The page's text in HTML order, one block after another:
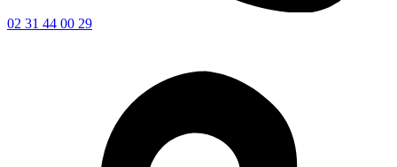
02 31 44 00 29